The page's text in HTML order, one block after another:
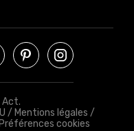
Act.
/ Mentions légales /
Préférences cookies